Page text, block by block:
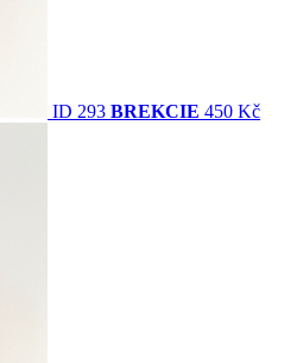
ID 293 BREKCIE 450 Kč